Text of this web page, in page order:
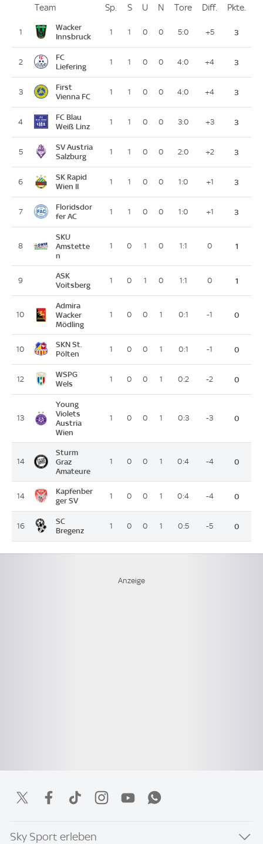
PlatzTeam Sp. Spiele
SSiege
U Unentschieden
N Niederlagen
Tore ToreDiff. Differenz
Pkte.
1
Wacker
Innsbruck
1 1 0 0 5:0 +5 3
2
FC
Liefering
1 1 0 0 4:0 +4 3
3
First
Vienna FC
1 1 0 0 4:0 +4 3
4
FC Blau
Weiß Linz
1 1 0 0 3:0 +3 3
5
SV Austria
Salzburg
1 1 0 0 2:0 +2 3
6
SK Rapid
Wien II
1 1 0 0 1:0 +1 3
7
Floridsdor
fer AC
1 1 0 0 1:0 +1 3
8
SKU
Amstette
n
1 0 1 0 1:1 0 1
9
ASK
Voitsberg
1 0 1 0 1:1 0 1
10
Admira
Wacker
Mödling
1 0 0 1 0:1 -1 0
10
SKN St.
Pölten
1 0 0 1 0:1 -1 0
12
WSPG
Wels
1 0 0 1 0:2 -2 0
13
Young
Violets
Austria
Wien
1 0 0 1 0:3 -3 0
14
Sturm
Graz
Amateure
1 0 0 1 0:4 -4 0
14
Kapfenber
ger SV
1 0 0 1 0:4 -4 0
16
SC
Bregenz
1 0 0 1 0:5 -5 0
Sky Sport erleben